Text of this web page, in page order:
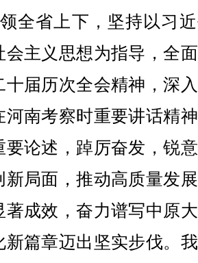
全省上下，坚持以习
会主义思想为指导，全
十届历次全会精神，深
河南考察时重要讲话精
要论述，踔厉奋发，锐
新局面，推动高质量发
著成效，奋力谱写中原
新篇章迈出坚实步伐。